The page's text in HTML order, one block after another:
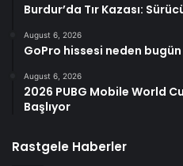
Burdur’da Tır Kazası:
August 6, 2026
GoPro hissesi neden
August 6, 2026
2026 PUBG Mobile World
Başlıyor
Rastgele Haberler